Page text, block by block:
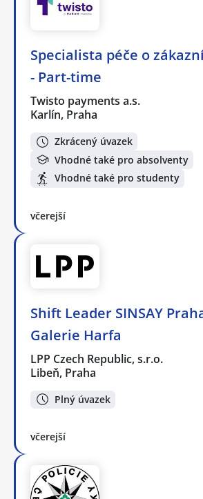
Specialista péče o
- Part-time
Twisto payments a.s.
Karlín, Praha
Zkrácený úvazek
Vhodné také pro absolventy
Vhodné také pro studenty
včerejší
Shift Leader SINSAY
Galerie Harfa
LPP Czech Republic, s.r.o.
Libeň, Praha
Plný úvazek
včerejší